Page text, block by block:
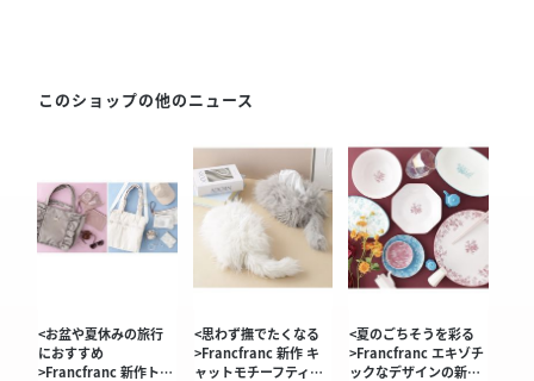
このショップの他のニュース
<お盆や夏休みの旅行
におすすめ
>Francfranc 新作ト…
<思わず撫でたくなる
>Francfranc 新作 キ
ャットモチーフティ…
<夏のごちそうを彩る
>Francfranc エキゾチ
ックなデザインの新…